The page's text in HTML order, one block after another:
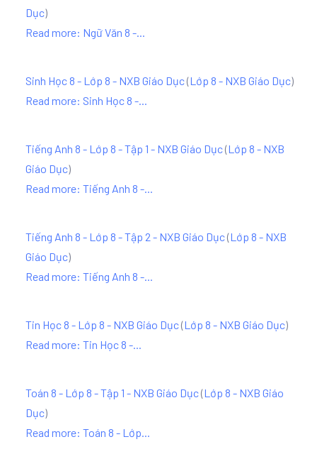
Dục)
Read more: Ngữ Văn 8 -...
Sinh Học 8 - Lớp 8 - NXB Giáo Dục(Lớp 8 - NXB Giáo Dục)
Read more: Sinh Học 8 -...
Tiếng Anh 8 - Lớp 8 - Tập 1 - NXB Giáo Dục(Lớp 8 - NXB
Giáo Dục)
Read more: Tiếng Anh 8 -...
Tiếng Anh 8 - Lớp 8 - Tập 2 - NXB Giáo Dục(Lớp 8 - NXB
Giáo Dục)
Read more: Tiếng Anh 8 -...
Tin Học 8 - Lớp 8 - NXB Giáo Dục(Lớp 8 - NXB Giáo Dục)
Read more: Tin Học 8 -...
Toán 8 - Lớp 8 - Tập 1 - NXB Giáo Dục(Lớp 8 - NXB Giáo
Dục)
Read more: Toán 8 - Lớp...